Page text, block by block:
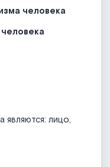
человека
являются: лицо,